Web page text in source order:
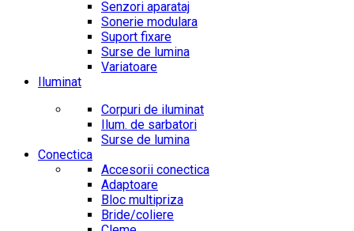
Senzori aparataj
Sonerie modulara
Suport fixare
Surse de lumina
Variatoare
Iluminat
Corpuri de iluminat
Ilum. de sarbatori
Surse de lumina
Conectica
Accesorii conectica
Adaptoare
Bloc multipriza
Bride/coliere